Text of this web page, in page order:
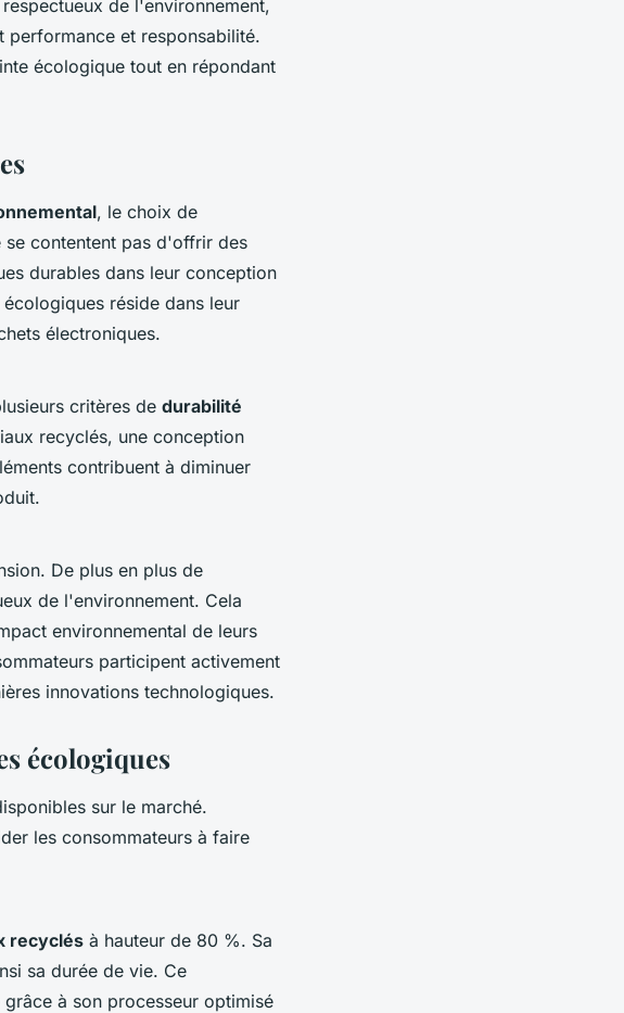
de l'environnement,
performance et responsabilité.
écologique tout en répondant
, le choix de
contentent pas d'offrir des
durables dans leur conception
réside dans leur
électroniques.
critères de durabilité
recyclés, une conception
contribuent à diminuer
De plus en plus de
de l'environnement. Cela
environnemental de leurs
participent activement
innovations technologiques.
écologiques
sur le marché.
les consommateurs à faire
recyclés à hauteur de 80 %. Sa
sa durée de vie. Ce
grâce à son processeur optimisé